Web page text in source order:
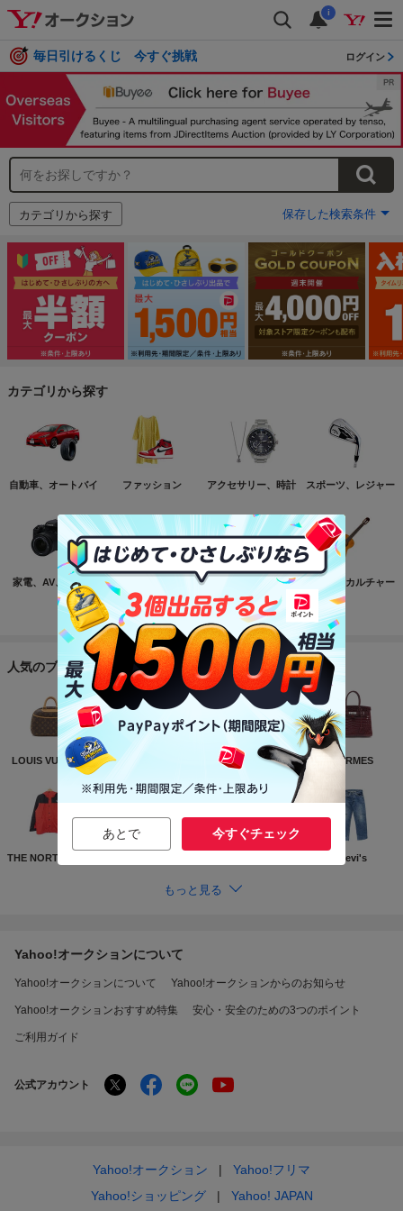
i
毎日引けるくじ 今すぐ挑戦 ログイン
カテゴリから探す 保存した検索条件
カテゴリから探す
自動車、オートバイ ファッション アクセサリー、時計 スポーツ、レジャー
家電、AV、カメラ コンピュータ おもちゃ、ゲーム ホビー、カルチャー
もっと見る
人気のブランド
LOUIS VUITTON CHANEL HERMES
THE NORTH FACE Levi's
もっと見る
Yahoo!オークションについて
Yahoo!オークションについて Yahoo!オークションからのお知らせ
Yahoo!オークションおすすめ特集 安心・安全のための3つのポイント
ご利用ガイド
公式アカウント
Yahoo!オークション
Yahoo!フリマ
Yahoo!ショッピング
Yahoo! JAPAN
あとで 今すぐチェック